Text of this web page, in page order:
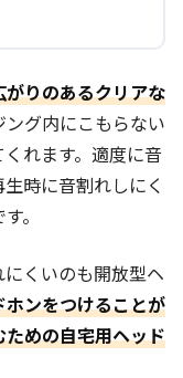
りのあるクリアな
ング内にこもらない
れます。適度に音
時に音割れしにく
。
くいのも開放型ヘ
ンをつけることが
めの自宅用ヘッド